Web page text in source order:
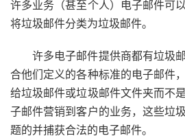
许多业务（甚至个人）电子邮件可
将垃圾邮件分类为垃圾邮件。
许多电子邮件提供商都有垃圾
合他们定义的各种标准的电子邮件
给垃圾邮件或垃圾邮件文件夹而不
子邮件营销到客户的业务，这些垃
题的并捕获合法的电子邮件。